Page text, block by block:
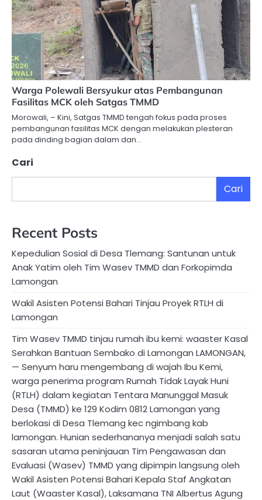
Warga Polewali Bersyukur atas Pembangunan
Fasilitas MCK oleh Satgas TMMD
Morowali, – Kini, Satgas TMMD tengah fokus pada proses
pembangunan fasilitas MCK dengan melakukan plesteran
pada dinding bagian dalam dan…
Cari
Cari
Recent Posts
Kepedulian Sosial di Desa Tlemang: Santunan untuk
Anak Yatim oleh Tim Wasev TMMD dan Forkopimda
Lamongan
Wakil Asisten Potensi Bahari Tinjau Proyek RTLH di
Lamongan
Tim Wasev TMMD tinjau rumah ibu kemi: waaster Kasal
Serahkan Bantuan Sembako di Lamongan ​LAMONGAN,
— Senyum haru mengembang di wajah Ibu Kemi,
warga penerima program Rumah Tidak Layak Huni
(RTLH) dalam kegiatan Tentara Manunggal Masuk
Desa (TMMD) ke 129 Kodim 0812 Lamongan yang
berlokasi di Desa Tlemang kec ngimbang kab
lamongan. Hunian sederhananya menjadi salah satu
sasaran utama peninjauan Tim Pengawasan dan
Evaluasi (Wasev) TMMD yang dipimpin langsung oleh
Wakil Asisten Potensi Bahari Kepala Staf Angkatan
Laut (Waaster Kasal), Laksamana TNI Albertus Agung